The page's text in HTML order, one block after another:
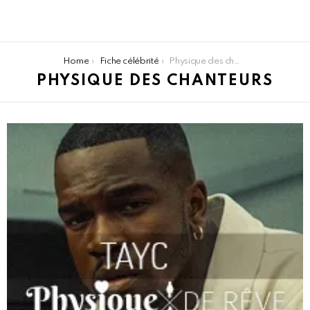
Home Fiche célébrité Physique des chanteurs
PHYSIQUE DES CHANTEURS
STORIES